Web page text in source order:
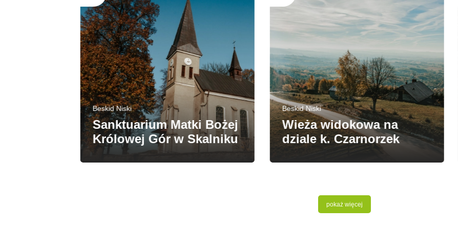
Beskid Niski
Sanktuarium Matki Bożej
Królowej Gór w Skalniku
Beskid Niski
Wieża widokowa na
dziale k. Czarnorzek
pokaż więcej